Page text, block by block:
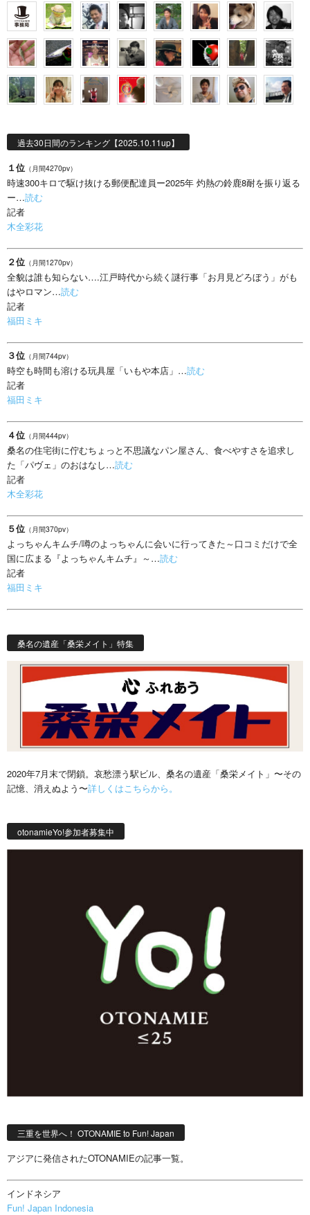
過去30日間のランキング【2025.10.11up】
１位 （月間4270pv）
時速300キロで駆け抜ける郵便配達員ー2025年 灼熱の鈴鹿8耐を振り返る
ー…読む
記者
木全彩花
２位 （月間1270pv）
全貌は誰も知らない….江戸時代から続く謎行事「お月見どろぼう」がも
はやロマン…読む
記者
福田ミキ
３位 （月間744pv）
時空も時間も溶ける玩具屋「いもや本店」…読む
記者
福田ミキ
４位 （月間444pv）
桑名の住宅街に佇むちょっと不思議なパン屋さん、食べやすさを追求し
た「パヴェ」のおはなし…読む
記者
木全彩花
５位 （月間370pv）
よっちゃんキムチ/噂のよっちゃんに会いに行ってきた～口コミだけで全
国に広まる『よっちゃんキムチ』～…読む
記者
福田ミキ
桑名の遺産「桑栄メイト」特集
2020年7月末で閉鎖。哀愁漂う駅ビル、桑名の遺産「桑栄メイト」〜その
記憶、消えぬよう〜詳しくはこちらから。
otonamieYo!参加者募集中
三重を世界へ！ OTONAMIE to Fun! Japan
アジアに発信されたOTONAMIEの記事一覧。
インドネシア
Fun! Japan Indonesia